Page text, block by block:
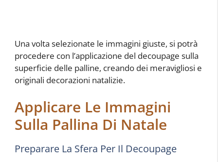
Una volta selezionate le immagini giuste, si potrà
procedere con l’applicazione del decoupage sulla
superficie delle palline, creando dei meravigliosi e
originali decorazioni natalizie.
Applicare Le Immagini
Sulla Pallina Di Natale
Preparare La Sfera Per Il Decoupage